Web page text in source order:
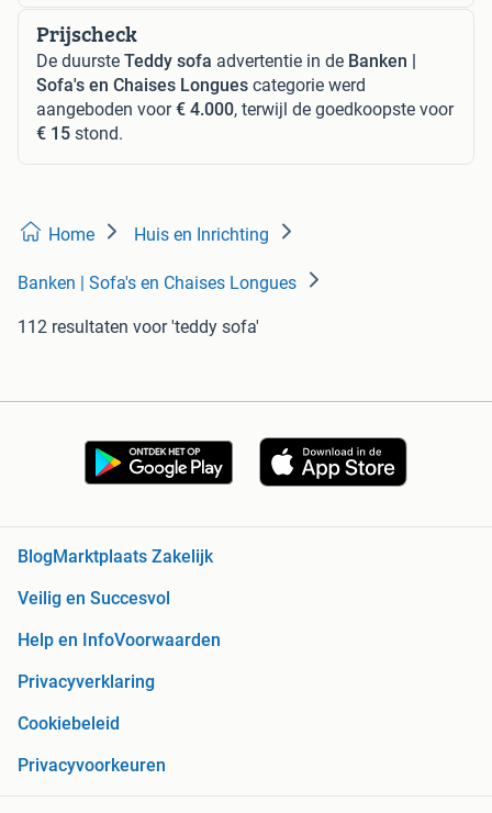
Prijscheck
De duurste Teddy sofa advertentie in de Banken |
Sofa's en Chaises Longues categorie werd
aangeboden voor€ 4.000, terwijl de goedkoopste voor
€ 15 stond.
Home Huis en Inrichting
Banken | Sofa's en Chaises Longues
112 resultaten voor 'teddy sofa'
BlogMarktplaats Zakelijk
Veilig en Succesvol
Help en InfoVoorwaarden
Privacyverklaring
Cookiebeleid
Privacyvoorkeuren